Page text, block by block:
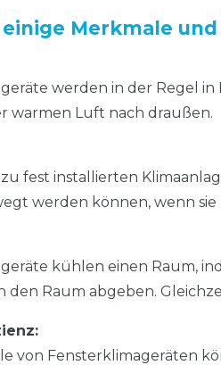
einige Merkmale
werden in der Regel
warmen Luft nach draußen.
fest installierten
werden können, wenn
kühlen einen Raum,
den Raum abgeben.
von Fensterklimageräten